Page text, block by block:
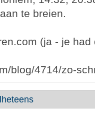
te breien.
(ja - je
blog/4714/zo-